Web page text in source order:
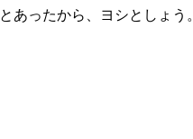
とあったから、ヨシとしょう。